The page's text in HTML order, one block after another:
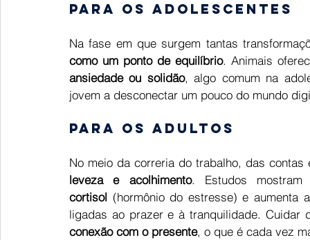
Para os adolescentes
Na fase em que surgem tantas
como um ponto de equilíbrio. Animais
ansiedade ou solidão, algo comum na
jovem a desconectar um pouco do mundo
Para os adultos
No meio da correria do trabalho, das
leveza e acolhimento. Estudos
cortisol (hormônio do estresse) e aumenta
ligadas ao prazer e à tranquilidade. Cuidar
conexão com o presente, o que é cada vez